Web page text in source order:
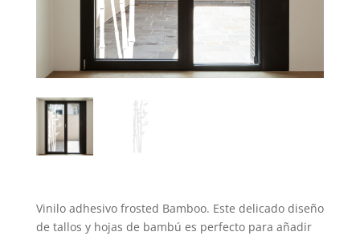
Vinilo adhesivo frosted Bamboo. Este delicado diseño
de tallos y hojas de bambú es perfecto para añadir